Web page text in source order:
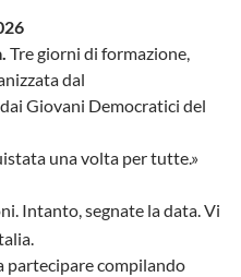
Tre giorni di formazione,
dal
Giovani Democratici del
una volta per tutte.»
Intanto, segnate la data. Vi
partecipare compilando